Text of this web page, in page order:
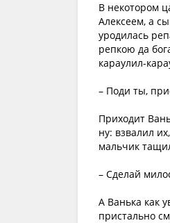
В некотором
Алексеем, а
уродилась
репкою да
караулил-
– Поди ты,
Приходит
ну: взвалил
мальчик
– Сделай
А Ванька как
пристально